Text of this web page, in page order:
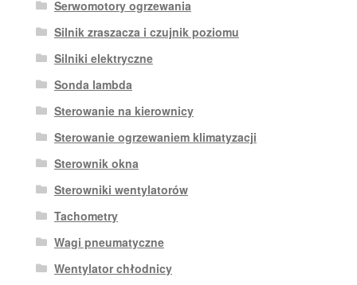
Serwomotory ogrzewania
Silnik zraszacza i czujnik poziomu
Silniki elektryczne
Sonda lambda
Sterowanie na kierownicy
Sterowanie ogrzewaniem klimatyzacji
Sterownik okna
Sterowniki wentylatorów
Tachometry
Wagi pneumatyczne
Wentylator chłodnicy